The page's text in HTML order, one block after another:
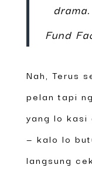
Fund
Nah, Terus
pelan tapi
yang lo kasi
— kalo lo
langsung